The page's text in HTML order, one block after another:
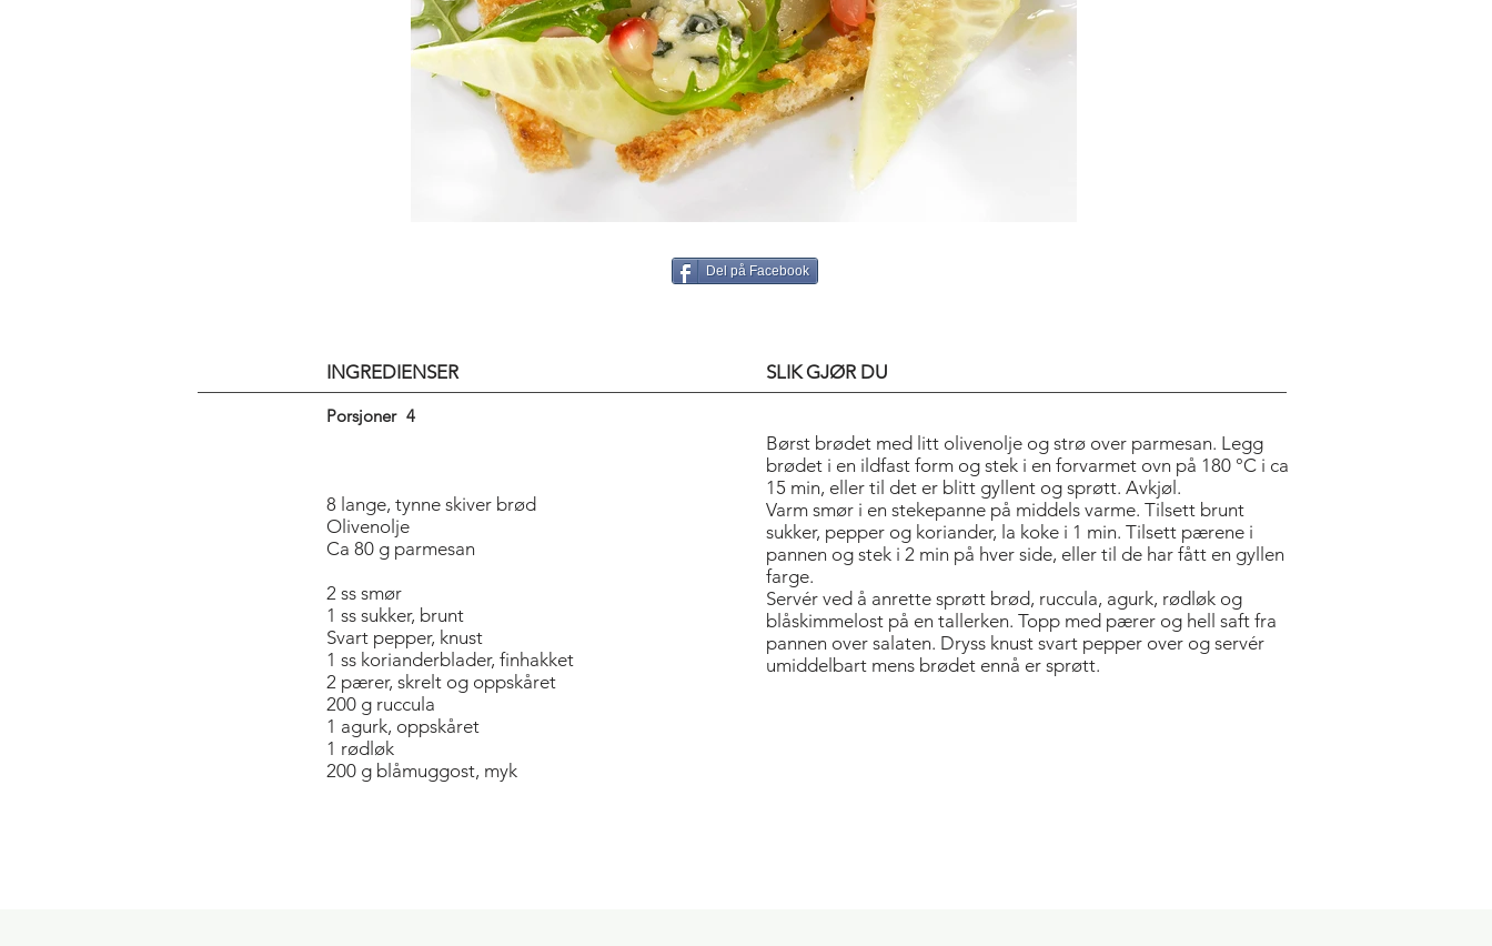
Del på Facebook
INGREDIENSER SLIK GJØR DU
Porsjoner 4
8 lange, tynne skiver brød
Olivenolje
Ca 80 g parmesan
2 ss smør
1 ss sukker, brunt
Svart pepper, knust
1 ss korianderblader, finhakket
2 pærer, skrelt og oppskåret
200 g ruccula
1 agurk, oppskåret
1 rødløk
200 g blåmuggost, myk
Børst brødet med litt olivenolje og strø over parmesan. Legg
brødet i en ildfast form og stek i en forvarmet ovn på 180 °C i ca
15 min, eller til det er blitt gyllent og sprøtt. Avkjøl.
Varm smør i en stekepanne på middels varme. Tilsett brunt
sukker, pepper og koriander, la koke i 1 min. Tilsett pærene i
pannen og stek i 2 min på hver side, eller til de har fått en gyllen
farge.
Servér ved å anrette sprøtt brød, ruccula, agurk, rødløk og
blåskimmelost på en tallerken. Topp med pærer og hell saft fra
pannen over salaten. Dryss knust svart pepper over og servér
umiddelbart mens brødet ennå er sprøtt.